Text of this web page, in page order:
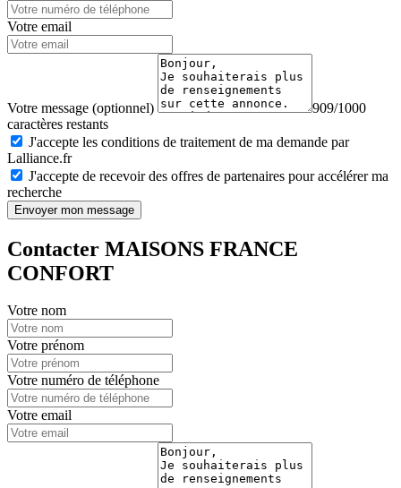
Votre email
Votre message (optionnel)
909/1000
caractères restants
J'accepte les conditions de traitement de ma demande par
Lalliance.fr
J'accepte de recevoir des offres de partenaires pour accélérer ma
recherche
Envoyer mon message
Contacter MAISONS FRANCE
CONFORT
Votre nom
Votre prénom
Votre numéro de téléphone
Votre email